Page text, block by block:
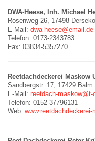
DWA-Heese, Inh. Michael
Rosenweg 26, 17498
E-Mail: dwa-heese@email.de
Telefon: 0173-2343783
Fax: 03834-5357270
Reetdachdeckerei Maskow
Sandbergstr. 17, 17429 Balm
E-Mail: reetdach-maskow@t-
Telefon: 0152-37796131
Web: www.reetdachdeckerei-